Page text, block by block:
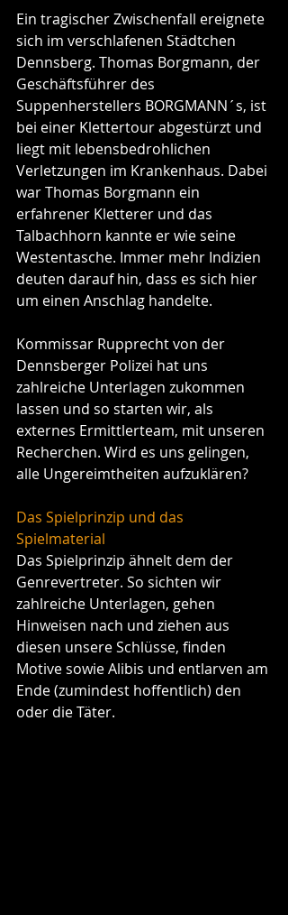
Ein tragischer Zwischenfall ereignete
sich im verschlafenen Städtchen
Dennsberg. Thomas Borgmann, der
Geschäftsführer des
Suppenherstellers BORGMANN´s, ist
bei einer Klettertour abgestürzt und
liegt mit lebensbedrohlichen
Verletzungen im Krankenhaus. Dabei
war Thomas Borgmann ein
erfahrener Kletterer und das
Talbachhorn kannte er wie seine
Westentasche. Immer mehr Indizien
deuten darauf hin, dass es sich hier
um einen Anschlag handelte.
Kommissar Rupprecht von der
Dennsberger Polizei hat uns
zahlreiche Unterlagen zukommen
lassen und so starten wir, als
externes Ermittlerteam, mit unseren
Recherchen. Wird es uns gelingen,
alle Ungereimtheiten aufzuklären?
Das Spielprinzip und das
Spielmaterial
Das Spielprinzip ähnelt dem der
Genrevertreter. So sichten wir
zahlreiche Unterlagen, gehen
Hinweisen nach und ziehen aus
diesen unsere Schlüsse, finden
Motive sowie Alibis und entlarven am
Ende (zumindest hoffentlich) den
oder die Täter.